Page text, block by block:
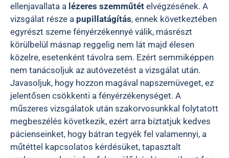
ellenjavallata a lézeres szemműtét elvégzésének. A
vizsgálat része a pupillatágítás, ennek következtében
egyrészt szeme fényérzékennyé válik, másrészt
körülbelül másnap reggelig nem lát majd élesen
közelre, esetenként távolra sem. Ezért semmiképpen
nem tanácsoljuk az autóvezetést a vizsgálat után.
Javasoljuk, hogy hozzon magával napszemüveget, ez
jelentősen csökkenti a fényérzékenységet. A
műszeres vizsgálatok után szakorvosunkkal folytatott
megbeszélés következik, ezért arra bíztatjuk kedves
pácienseinket, hogy bátran tegyék fel valamennyi, a
műtéttel kapcsolatos kérdésüket, tapasztalt